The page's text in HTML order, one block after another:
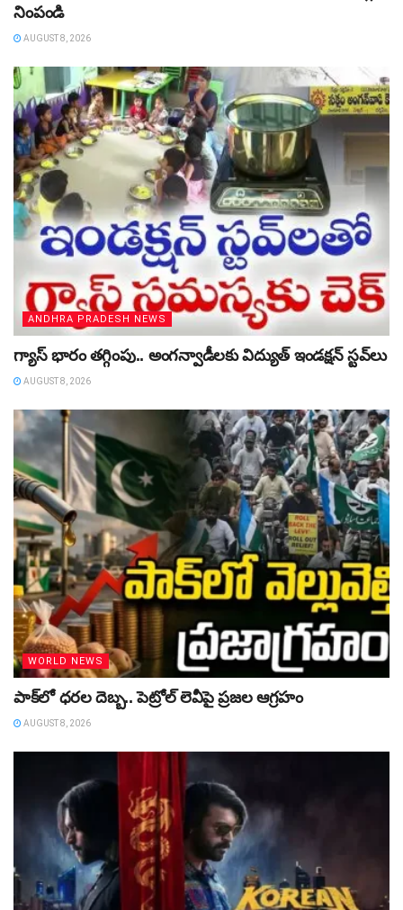
నింపండి
AUGUST 8, 2026
ANDHRA PRADESH NEWS
గ్యాస్‌ భారం తగ్గింపు.. అంగన్వాడీలకు విద్యుత్‌ ఇండక్షన్‌ స్టవ్‌లు
AUGUST 8, 2026
WORLD NEWS
పాక్‌లో ధరల దెబ్బ.. పెట్రోల్‌ లెవీపై ప్రజల ఆగ్రహం
AUGUST 8, 2026